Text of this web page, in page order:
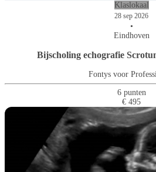
Klaslokaal
28 sep 2026
•
Eindhoven
Bijscholing echografie
Fontys voor
6 punten
€ 495